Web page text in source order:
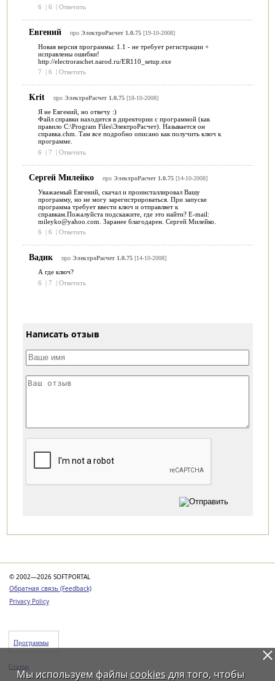
6
| 6 | Ответить
Евгений про ЭлектроРасчет 1.0.75[19-10-2008]
Новая версия программы: 1.1 - не требует регистрации +
исправлены ошибки!
http://electroraschet.narod.ru/ER110_setup.exe
7
| 6 | Ответить
Krit про ЭлектроРасчет 1.0.75[18-10-2008]
Я не Евгений, но отвечу :)
Файл справки находится в директории с программой (как
правило C:\Program Files\ЭлектроРасчет). Называется он
справка.chm. Там все подробно описано как получить ключ к
программе.
6
| 7 | Ответить
Сергей Милейко про ЭлектроРасчет 1.0.75[14-10-2008]
Уважаемый Евгений, скачал и проинсталлировал Вашу
программу, но не могу зарегистрироваться. При запуске
программа требует ввести ключ и отправляет к
справкам.Пожалуйста подскажите, где это найти? E-mail:
mileyko@yahoo.com. Заранее благодарен. Сергей Милейко.
6
| 6 | Ответить
Вадик про ЭлектроРасчет 1.0.75[14-10-2008]
А где ключ?
6
| 7 | Ответить
Написать отзыв
© 2002—2026 SOFTPORTAL
Обратная связь (Feedback)
Privacy Policy
Программы
Статьи
Мы используем файлы cookiesдля того, чтобы